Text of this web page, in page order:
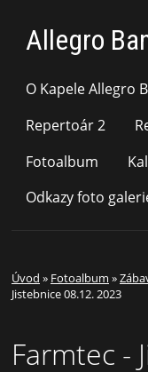
Allegro
O Kapele Allegro
Repertoár 2
Fotoalbum
Odkazy foto
Úvod » Fotoalbum »
Jistebnice 08.12. 2023
Farmtec -